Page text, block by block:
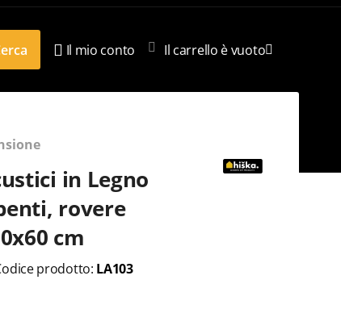
Il mio conto Il carrello è vuoto
in Legno
rovere
cm
prodotto: LA103